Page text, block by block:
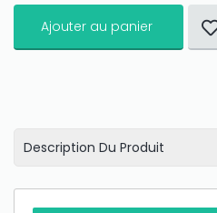
Ajouter au panier
Description Du Produit